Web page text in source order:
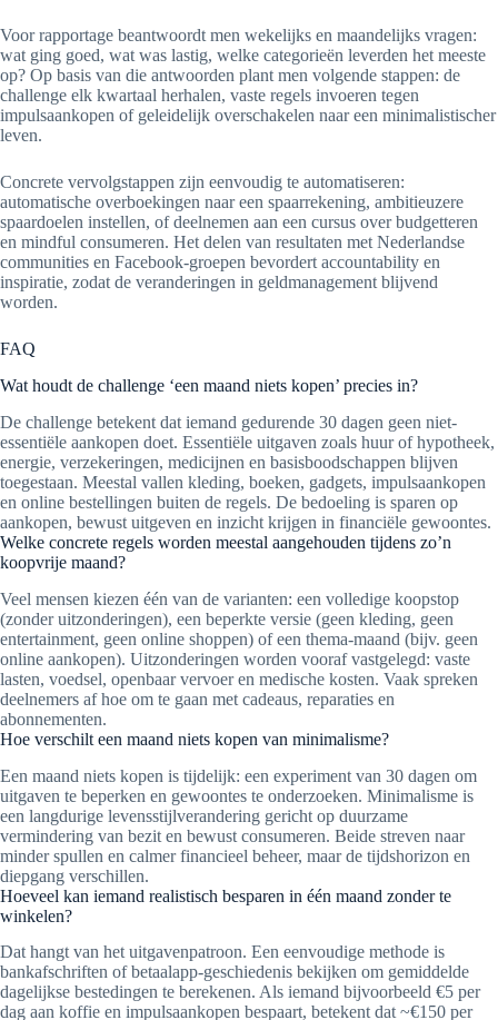
Voor rapportage beantwoordt men wekelijks en maandelijks vragen:
wat ging goed, wat was lastig, welke categorieën leverden het meeste
op? Op basis van die antwoorden plant men volgende stappen: de
challenge elk kwartaal herhalen, vaste regels invoeren tegen
impulsaankopen of geleidelijk overschakelen naar een minimalistischer
leven.
Concrete vervolgstappen zijn eenvoudig te automatiseren:
automatische overboekingen naar een spaarrekening, ambitieuzere
spaardoelen instellen, of deelnemen aan een cursus over budgetteren
en mindful consumeren. Het delen van resultaten met Nederlandse
communities en Facebook-groepen bevordert accountability en
inspiratie, zodat de veranderingen in geldmanagement blijvend
worden.
FAQ
Wat houdt de challenge ‘een maand niets kopen’ precies in?
De challenge betekent dat iemand gedurende 30 dagen geen niet-
essentiële aankopen doet. Essentiële uitgaven zoals huur of hypotheek,
energie, verzekeringen, medicijnen en basisboodschappen blijven
toegestaan. Meestal vallen kleding, boeken, gadgets, impulsaankopen
en online bestellingen buiten de regels. De bedoeling is sparen op
aankopen, bewust uitgeven en inzicht krijgen in financiële gewoontes.
Welke concrete regels worden meestal aangehouden tijdens zo’n
koopvrije maand?
Veel mensen kiezen één van de varianten: een volledige koopstop
(zonder uitzonderingen), een beperkte versie (geen kleding, geen
entertainment, geen online shoppen) of een thema-maand (bijv. geen
online aankopen). Uitzonderingen worden vooraf vastgelegd: vaste
lasten, voedsel, openbaar vervoer en medische kosten. Vaak spreken
deelnemers af hoe om te gaan met cadeaus, reparaties en
abonnementen.
Hoe verschilt een maand niets kopen van minimalisme?
Een maand niets kopen is tijdelijk: een experiment van 30 dagen om
uitgaven te beperken en gewoontes te onderzoeken. Minimalisme is
een langdurige levensstijlverandering gericht op duurzame
vermindering van bezit en bewust consumeren. Beide streven naar
minder spullen en calmer financieel beheer, maar de tijdshorizon en
diepgang verschillen.
Hoeveel kan iemand realistisch besparen in één maand zonder te
winkelen?
Dat hangt van het uitgavenpatroon. Een eenvoudige methode is
bankafschriften of betaalapp-geschiedenis bekijken om gemiddelde
dagelijkse bestedingen te berekenen. Als iemand bijvoorbeeld €5 per
dag aan koffie en impulsaankopen bespaart, betekent dat ~€150 per